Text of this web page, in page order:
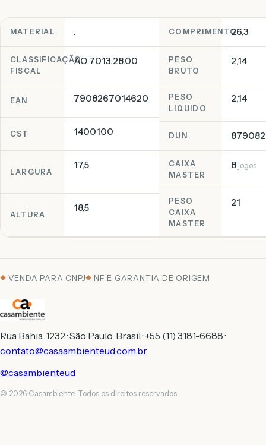
MATERIAL .
CLASSIFICAÇÃO
FISCAL
AO 7013.28.00
COMPRIMENTO26,3
PESO
BRUTO
2,14
EAN 7908267014620
CST 1400100
PESO
LIQUIDO
2,14
DUN
LARGURA
17,5
ALTURA
18,5
CAIXA
MASTER
8 jogos
PESO
CAIXA
MASTER
21
VENDA PARA CNPJ NF E GARANTIA DE ORIGEM
Rua Bahia, 1232 · São Paulo, Brasil · +55 (11) 3181-6688 ·
contato@casaambienteud.com.br
@casambienteud
© 2026 Casambiente. Todos os direitos reservados.